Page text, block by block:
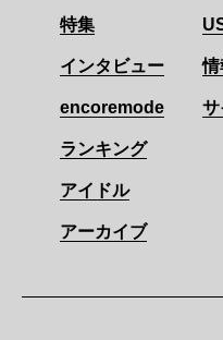
特集
インタビュー
encoremode
ランキング
アイドル
アーカイブ
情
サ